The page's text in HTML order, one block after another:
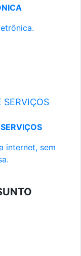
SERVIÇOS
internet, sem